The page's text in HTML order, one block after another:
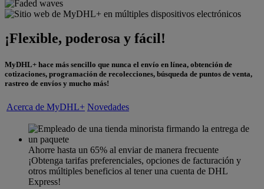
¡Flexible, poderosa y fácil!
MyDHL+ hace más sencillo que nunca el envío en línea, obtención de
cotizaciones, programación de recolecciones, búsqueda de puntos de venta,
rastreo de envíos y mucho más!
Acerca de MyDHL+ Novedades
Ahorre hasta un 65% al enviar de manera frecuente
¡Obtenga tarifas preferenciales, opciones de facturación y
otros múltiples beneficios al tener una cuenta de DHL
Express!